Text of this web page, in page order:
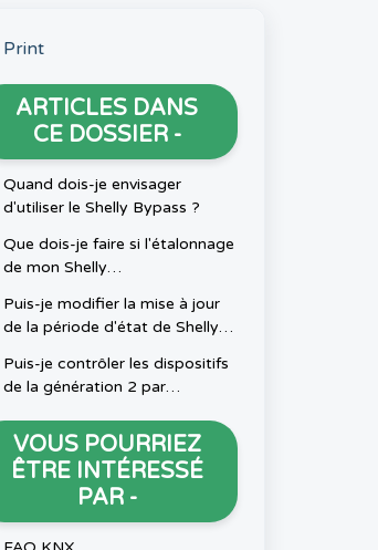
Print
ARTICLES DANS
CE DOSSIER -
Quand dois-je envisager
d'utiliser le Shelly Bypass ?
Que dois-je faire si l'étalonnage
de mon Shelly
ne fonctionne pas ?
Puis-je modifier la mise à jour
de la période d'état de Shelly
Puis-je contrôler les dispositifs
de la génération 2 par
VOUS POURRIEZ
ÊTRE INTÉRESSÉ
PAR -